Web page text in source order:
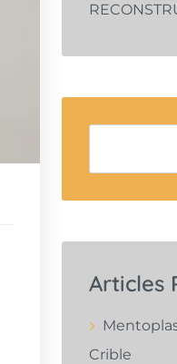
Articles
Crible